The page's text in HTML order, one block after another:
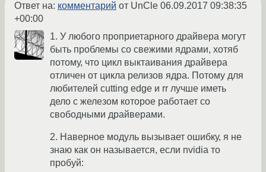
Ответ на: комментарий от UnCle 06.09.2017 09:38:35
+00:00
1. У любого проприетарного драйвера могут
быть проблемы со свежими ядрами, хотяб
потому, что цикл выктаивания драйвера
отличен от цикла релизов ядра. Потому для
любителей cutting edge и rr лучше иметь
дело с железом которое работает со
свободными драйверами.
2. Наверное модуль вызывает ошибку, я не
знаю как он называется, если nvidia то
пробуй: